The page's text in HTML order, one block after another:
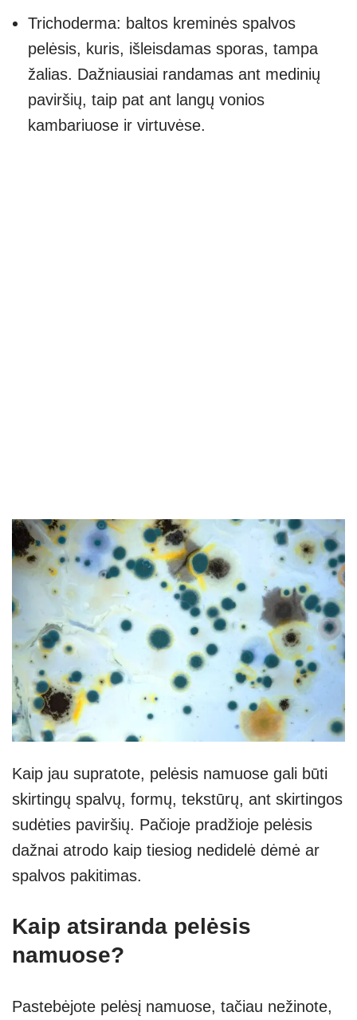
Trichoderma: baltos kreminės spalvos
pelėsis, kuris, išleisdamas sporas, tampa
žalias. Dažniausiai randamas ant medinių
paviršių, taip pat ant langų vonios
kambariuose ir virtuvėse.
Kaip jau supratote, pelėsis namuose gali būti
skirtingų spalvų, formų, tekstūrų, ant skirtingos
sudėties paviršių. Pačioje pradžioje pelėsis
dažnai atrodo kaip tiesiog nedidelė dėmė ar
spalvos pakitimas.
Kaip atsiranda pelėsis
namuose?
Pastebėjote pelėsį namuose, tačiau nežinote,